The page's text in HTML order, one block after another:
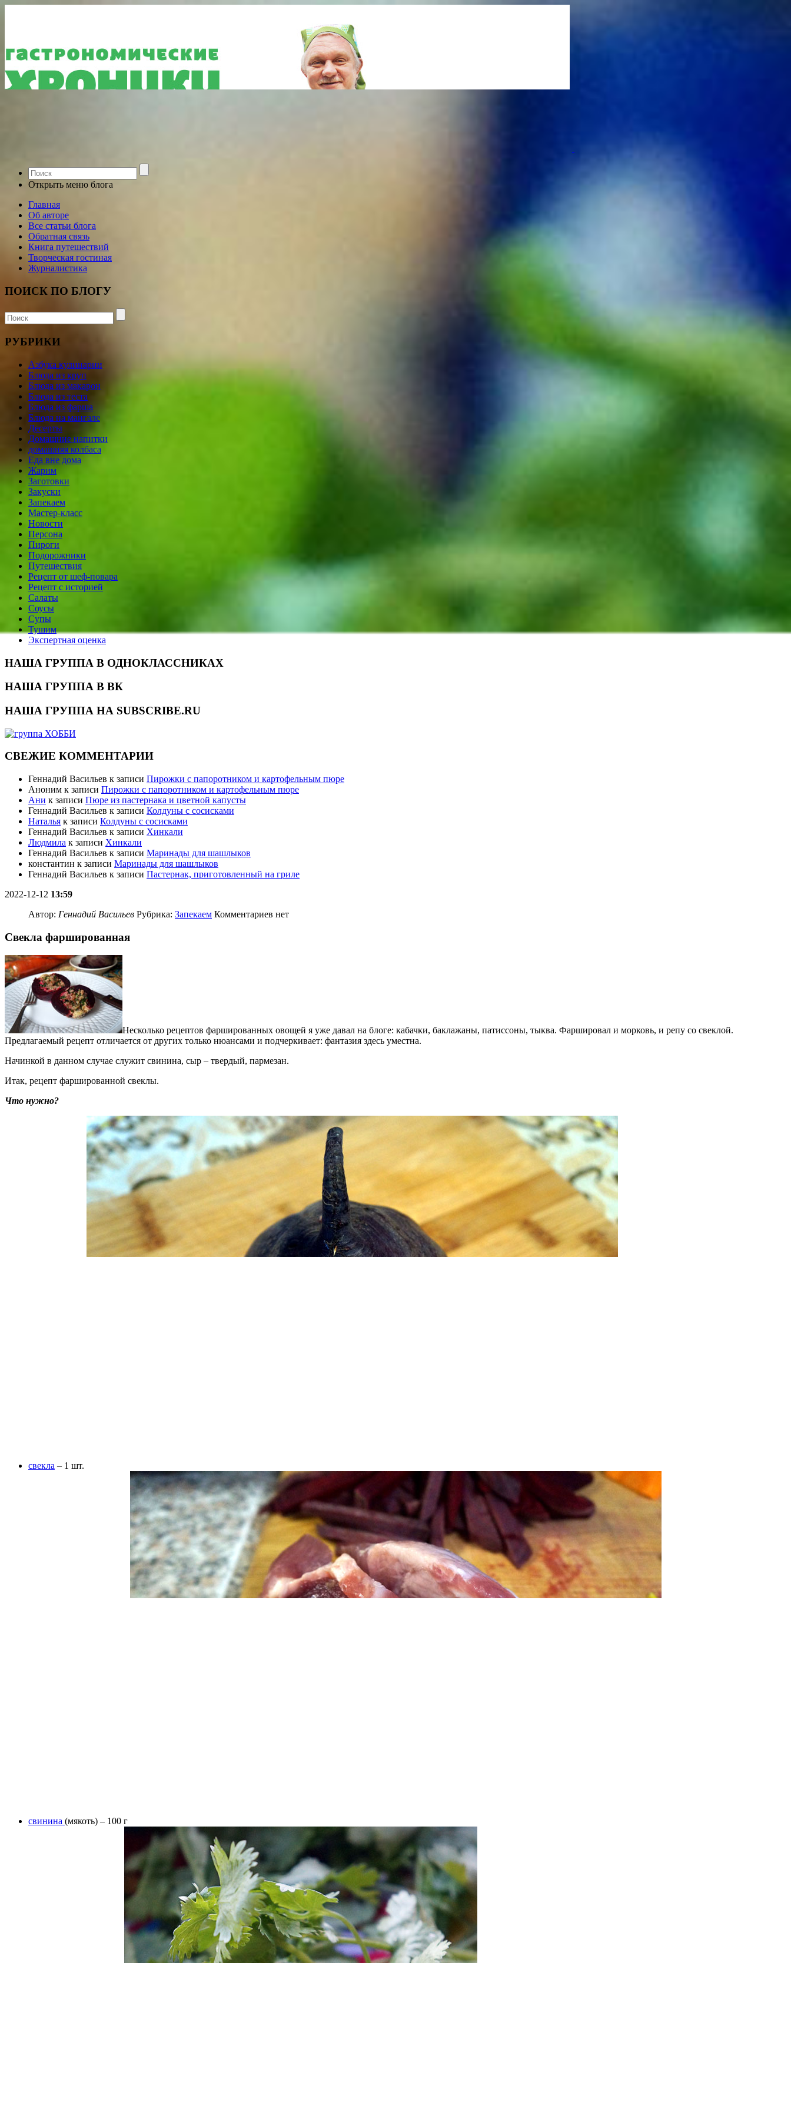
Открыть меню блога
Главная
Об авторе
Все статьи блога
Обратная связь
Книга путешествий
Творческая гостиная
Журналистика
ПОИСК ПО БЛОГУ
РУБРИКИ
Азбука кулинарии
Блюда из круп
Блюда из макарон
Блюда из теста
Блюда из фарша
Блюда на мангале
Десерты
Домашние напитки
домашняя колбаса
Еда вне дома
Жарим
Заготовки
Закуски
Запекаем
Мастер-класс
Новости
Персона
Пироги
Подорожники
Путешествия
Рецепт от шеф-повара
Рецепт с историей
Салаты
Соусы
Супы
Тушим
Экспертная оценка
НАША ГРУППА В ОДНОКЛАССНИКАХ
НАША ГРУППА В ВК
НАША ГРУППА НА SUBSCRIBE.RU
СВЕЖИЕ КОММЕНТАРИИ
Геннадий Васильев к записи Пирожки с папоротником и картофельным пюре
Аноним к записи Пирожки с папоротником и картофельным пюре
Ани к записи Пюре из пастернака и цветной капусты
Геннадий Васильев к записи Колдуны с сосисками
Наталья к записи Колдуны с сосисками
Геннадий Васильев к записи Хинкали
Людмила к записи Хинкали
Геннадий Васильев к записи Маринады для шашлыков
константин к записи Маринады для шашлыков
Геннадий Васильев к записи Пастернак, приготовленный на гриле
2022-12-12 13:59
Автор: Геннадий Васильев Рубрика: Запекаем Комментариев нет
Свекла фаршированная
Несколько рецептов фаршированных овощей я уже давал на блоге: кабачки, баклажаны, патиссоны, тыква. Фаршировал и морковь, и репу со свеклой.
Предлагаемый рецепт отличается от других только нюансами и подчеркивает: фантазия здесь уместна.
Начинкой в данном случае служит свинина, сыр – твердый, пармезан.
Итак, рецепт фаршированной свеклы.
Что нужно?
свекла – 1 шт.
свинина (мякоть) – 100 г